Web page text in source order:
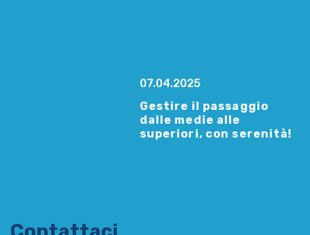
07.04.2025
Gestire il passaggio
dalle medie alle
superiori, con serenità!